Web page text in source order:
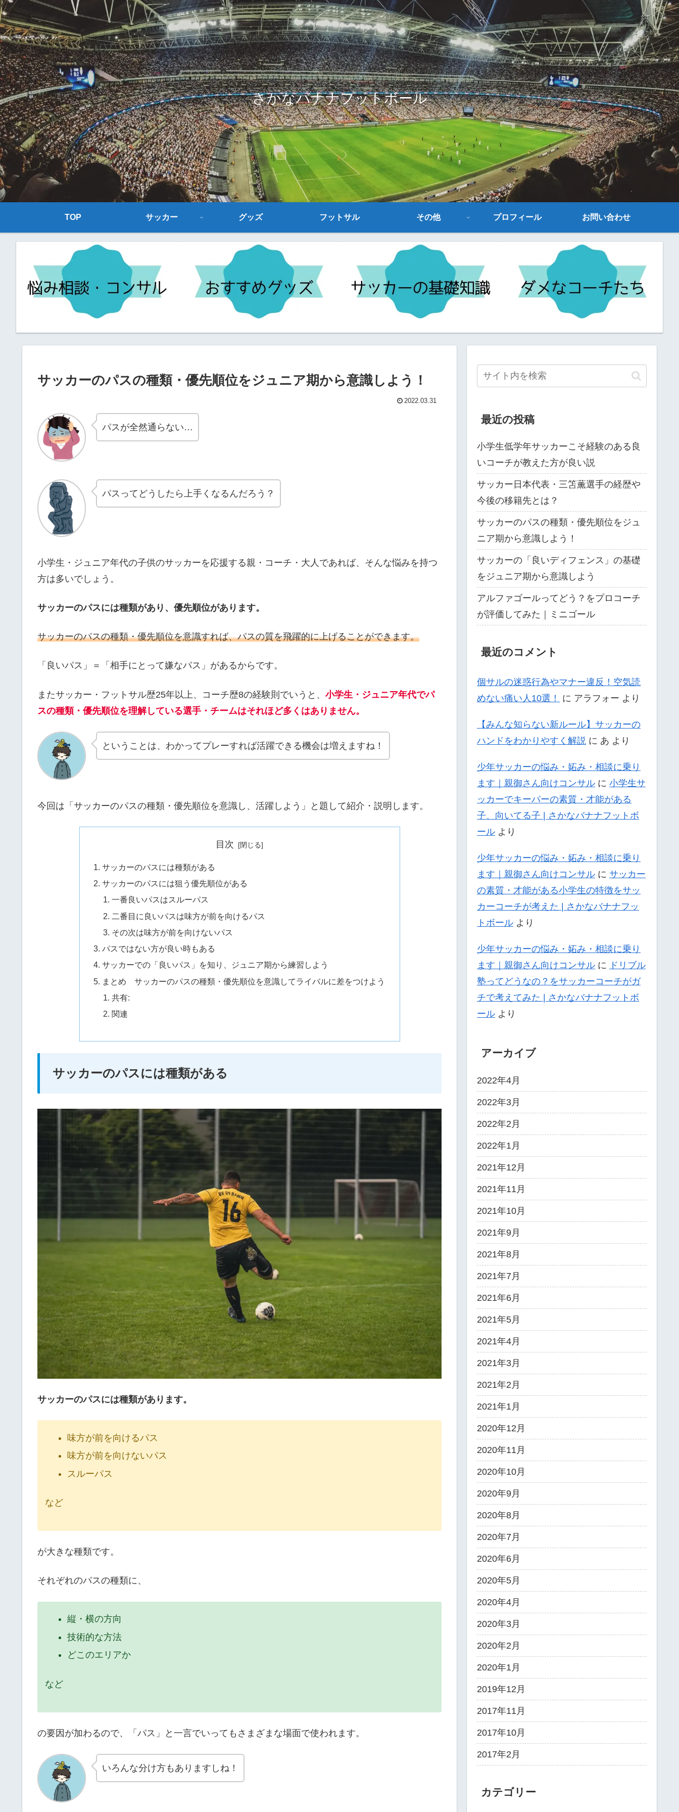
さかなバナナフットボール
TOP サッカー グッズ フットサル その他 プロフィール お問い合わせ
サッカーのパスの種類・優先順位をジュニア期から意識しよう！
2022.03.31
パスが全然通らない…
パスってどうしたら上手くなるんだろう？
小学生・ジュニア年代の子供のサッカーを応援する親・コーチ・大人であれば、そんな悩みを持つ
方は多いでしょう。
サッカーのパスには種類があり、優先順位があります。
サッカーのパスの種類・優先順位を意識すれば、パスの質を飛躍的に上げることができます。
「良いパス」＝「相手にとって嫌なパス」があるからです。
またサッカー・フットサル歴25年以上、コーチ歴8の経験則でいうと、 小学生・ジュニア年代でパ
スの種類・優先順位を理解している選手・チームはそれほど多くはありません。
ということは、わかってプレーすれば活躍できる機会は増えますね！
今回は「サッカーのパスの種類・優先順位を意識し、活躍しよう」と題して紹介・説明します。
目次
サッカーのパスには種類がある
サッカーのパスには狙う優先順位がある
一番良いパスはスルーパス
二番目に良いパスは味方が前を向けるパス
その次は味方が前を向けないパス
パスではない方が良い時もある
サッカーでの「良いパス」を知り、ジュニア期から練習しよう
まとめ サッカーのパスの種類・優先順位を意識してライバルに差をつけよう
共有:
関連
サッカーのパスには種類がある
サッカーのパスには種類があります。
味方が前を向けるパス
味方が前を向けないパス
スルーパス
など
が大きな種類です。
それぞれのパスの種類に、
縦・横の方向
技術的な方法
どこのエリアか
など
の要因が加わるので、「パス」と一言でいってもさまざまな場面で使われます。
いろんな分け方もありますしね！
最近の投稿
小学生低学年サッカーこそ経験のある良
いコーチが教えた方が良い説
サッカー日本代表・三笘薫選手の経歴や
今後の移籍先とは？
サッカーのパスの種類・優先順位をジュ
ニア期から意識しよう！
サッカーの「良いディフェンス」の基礎
をジュニア期から意識しよう
アルファゴールってどう？をプロコーチ
が評価してみた｜ミニゴール
最近のコメント
個サルの迷惑行為やマナー違反！空気読
めない痛い人10選！
に アラフォー より
【みんな知らない新ルール】サッカーの
ハンドをわかりやすく解説 に あ より
少年サッカーの悩み・妬み・相談に乗り
ます｜親御さん向けコンサル に 小学生サ
ッカーでキーパーの素質・才能がある
子、向いてる子 | さかなバナナフットボ
ール より
少年サッカーの悩み・妬み・相談に乗り
ます｜親御さん向けコンサル に サッカー
の素質・才能がある小学生の特徴をサッ
カーコーチが考えた | さかなバナナフッ
トボール より
少年サッカーの悩み・妬み・相談に乗り
ます｜親御さん向けコンサル に
ドリブル
塾ってどうなの？をサッカーコーチがガ
チで考えてみた | さかなバナナフットボ
ール より
アーカイブ
2022年4月
2022年3月
2022年2月
2022年1月
2021年12月
2021年11月
2021年10月
2021年9月
2021年8月
2021年7月
2021年6月
2021年5月
2021年4月
2021年3月
2021年2月
2021年1月
2020年12月
2020年11月
2020年10月
2020年9月
2020年8月
2020年7月
2020年6月
2020年5月
2020年4月
2020年3月
2020年2月
2020年1月
2019年12月
2017年11月
2017年10月
2017年2月
カテゴリー